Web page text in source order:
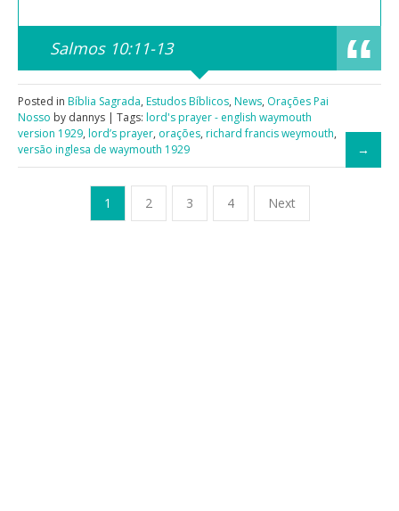
Salmos 10:11-13
Posted in Bíblia Sagrada, Estudos Bíblicos, News, Orações Pai
Nosso by dannys | Tags: lord's prayer - english waymouth
version 1929, lord’s prayer, orações, richard francis weymouth,
versão inglesa de waymouth 1929
1 2 3 4 Next